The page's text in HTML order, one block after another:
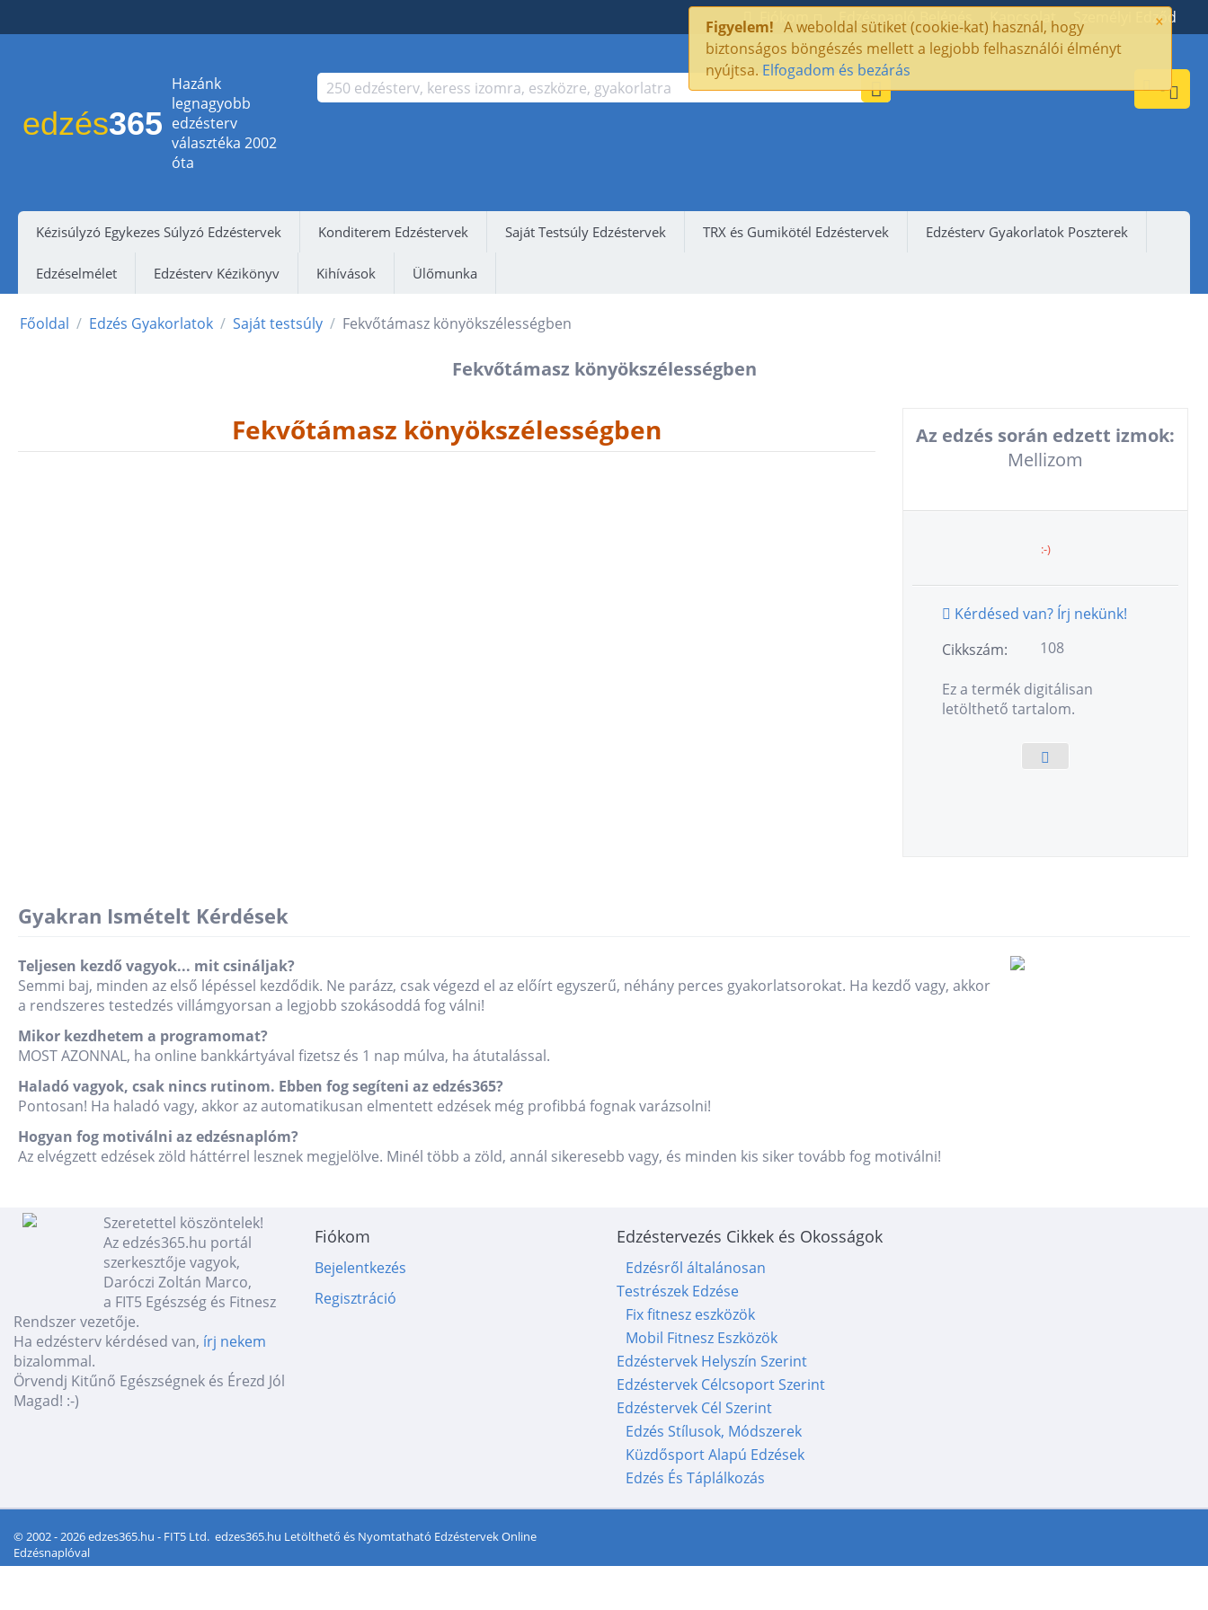
×
Figyelem! A weboldal sütiket (cookie-kat) használ, hogy
biztonságos böngészés mellett a legjobb felhasználói élményt
nyújtsa. Elfogadom és bezárás
Edzésnapló Belépés Kapcsolat Személyi Edződ
Fiókom
edzés365
Hazánk
legnagyobb
edzésterv
választéka 2002
óta
-
Kézisúlyzó Egykezes Súlyzó Edzéstervek Konditerem Edzéstervek Saját Testsúly Edzéstervek TRX és Gumikötél Edzéstervek Edzésterv Gyakorlatok Poszterek
Edzéselmélet Edzésterv Kézikönyv Kihívások Ülőmunka
Főoldal / Edzés Gyakorlatok / Saját testsúly / Fekvőtámasz könyökszélességben
Fekvőtámasz könyökszélességben
Fekvőtámasz könyökszélességben
Az edzés során edzett izmok:
Mellizom
:-)
Kérdésed van? Írj nekünk!
Cikkszám:
108
Ez a termék digitálisan
letölthető tartalom.
Gyakran Ismételt Kérdések
Teljesen kezdő vagyok... mit csináljak?
Semmi baj, minden az első lépéssel kezdődik. Ne parázz, csak végezd el az előírt egyszerű, néhány perces gyakorlatsorokat. Ha kezdő vagy, akkor
a rendszeres testedzés villámgyorsan a legjobb szokásoddá fog válni!
Mikor kezdhetem a programomat?
MOST AZONNAL, ha online bankkártyával fizetsz és 1 nap múlva, ha átutalással.
Haladó vagyok, csak nincs rutinom. Ebben fog segíteni az edzés365?
Pontosan! Ha haladó vagy, akkor az automatikusan elmentett edzések még profibbá fognak varázsolni!
Hogyan fog motiválni az edzésnaplóm?
Az elvégzett edzések zöld háttérrel lesznek megjelölve. Minél több a zöld, annál sikeresebb vagy, és minden kis siker tovább fog motiválni!
Szeretettel köszöntelek!
Az edzés365.hu portál
szerkesztője vagyok,
Daróczi Zoltán Marco,
a FIT5 Egészség és Fitnesz
Rendszer vezetője.
Ha edzésterv kérdésed van, írj nekem
bizalommal.
Örvendj Kitűnő Egészségnek és Érezd Jól
Magad! :-)
Fiókom
Bejelentkezés
Regisztráció
Edzéstervezés Cikkek és Okosságok
Edzésről általánosan
Testrészek Edzése
Fix fitnesz eszközök
Mobil Fitnesz Eszközök
Edzéstervek Helyszín Szerint
Edzéstervek Célcsoport Szerint
Edzéstervek Cél Szerint
Edzés Stílusok, Módszerek
Küzdősport Alapú Edzések
Edzés És Táplálkozás
© 2002 - 2026 edzes365.hu - FIT5 Ltd. edzes365.hu Letölthető és Nyomtatható Edzéstervek Online
Edzésnaplóval